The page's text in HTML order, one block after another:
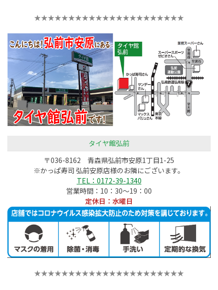
★★★★★★★★★★★★★★★★★★★★★★
タイヤ館弘前
〒036-8162 青森県弘前市安原1丁目1-25
※かっぱ寿司 弘前安原店様のお隣にございます。
TEL：0172-39-1340
営業時間：10：30～19：00
定休日：水曜日
★★★★★★★★★★★★★★★★★★★★★★